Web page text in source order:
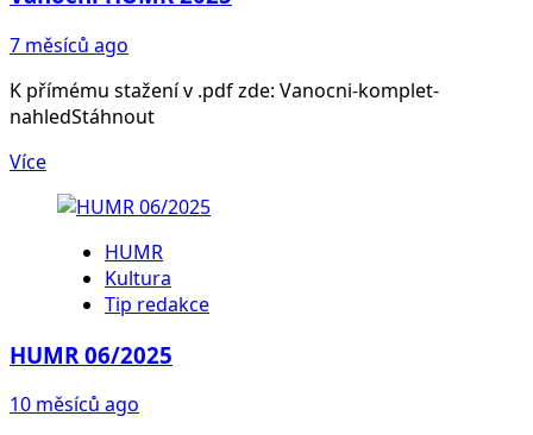
7 měsíců ago
K přímému stažení v .pdf zde: Vanocni-komplet-
nahledStáhnout
Více
HUMR
Kultura
Tip redakce
HUMR 06/2025
10 měsíců ago